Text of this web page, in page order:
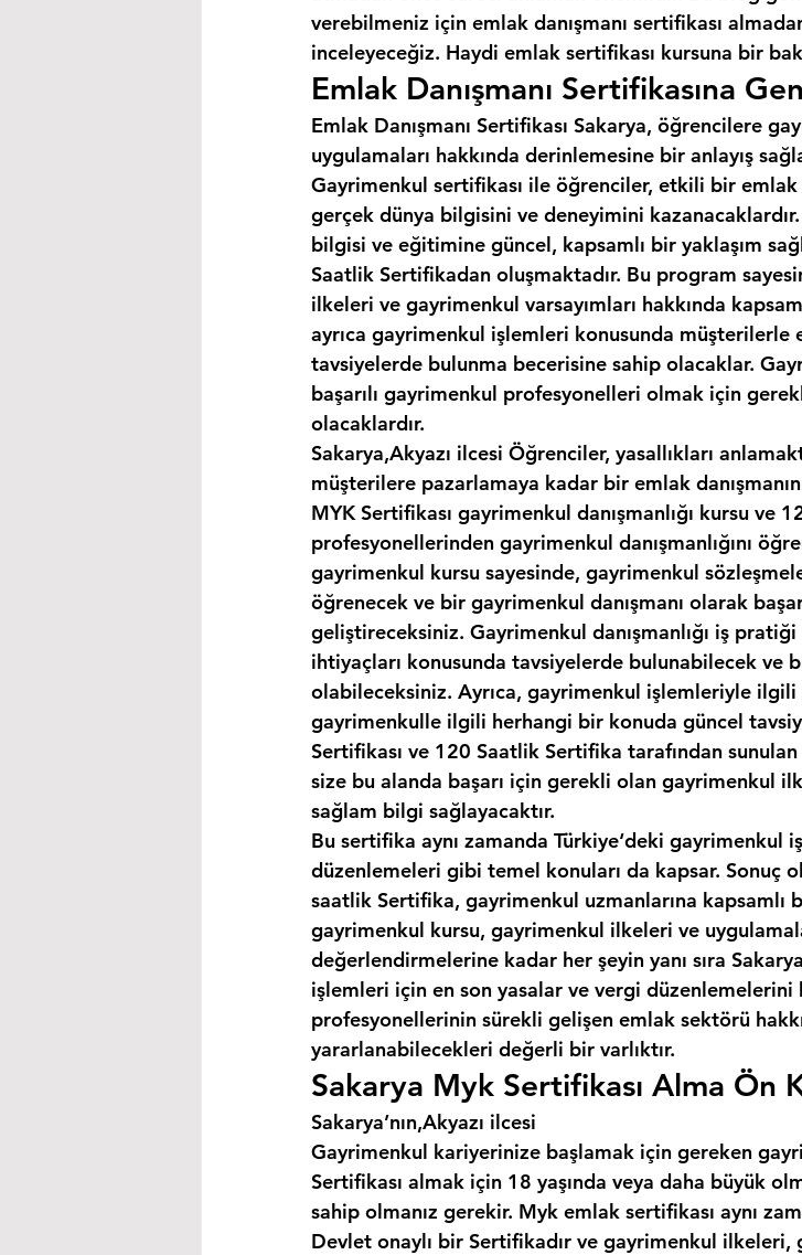
verebilmeniz için emlak danışmanı sertifikası
inceleyeceğiz. Haydi emlak sertifikası kursuna bir
Emlak Danışmanı Sertifikasına
Emlak Danışmanı Sertifikası Sakarya, öğrencilere
uygulamaları hakkında derinlemesine bir anlayış
Gayrimenkul sertifikası ile öğrenciler, etkili bir emlak
gerçek dünya bilgisini ve deneyimini
bilgisi ve eğitimine güncel, kapsamlı bir yaklaşım
Saatlik Sertifikadan oluşmaktadır. Bu program
ilkeleri ve gayrimenkul varsayımları hakkında
ayrıca gayrimenkul işlemleri konusunda
tavsiyelerde bulunma becerisine sahip olacaklar.
başarılı gayrimenkul profesyonelleri olmak için
olacaklardır.
Sakarya,Akyazı ilcesi Öğrenciler, yasallıkları
müşterilere pazarlamaya kadar bir emlak
MYK Sertifikası gayrimenkul danışmanlığı kursu ve
profesyonellerinden gayrimenkul danışmanlığını
gayrimenkul kursu sayesinde, gayrimenkul
öğrenecek ve bir gayrimenkul danışmanı olarak
geliştireceksiniz. Gayrimenkul danışmanlığı iş
ihtiyaçları konusunda tavsiyelerde bulunabilecek ve
olabileceksiniz. Ayrıca, gayrimenkul işlemleriyle
gayrimenkulle ilgili herhangi bir konuda güncel
Sertifikası ve 120 Saatlik Sertifika tarafından sunulan
size bu alanda başarı için gerekli olan gayrimenkul
sağlam bilgi sağlayacaktır.
Bu sertifika aynı zamanda Türkiye‘deki gayrimenkul
düzenlemeleri gibi temel konuları da kapsar. Sonuç
saatlik Sertifika, gayrimenkul uzmanlarına kapsamlı
gayrimenkul kursu, gayrimenkul ilkeleri ve
değerlendirmelerine kadar her şeyin yanı sıra
işlemleri için en son yasalar ve vergi
profesyonellerinin sürekli gelişen emlak sektörü
yararlanabilecekleri değerli bir varlıktır.
Sakarya Myk Sertifikası Alma Ön
Sakarya’nın,Akyazı ilcesi
Gayrimenkul kariyerinize başlamak için gereken
Sertifikası almak için 18 yaşında veya daha büyük
sahip olmanız gerekir. Myk emlak sertifikası aynı
Devlet onaylı bir Sertifikadır ve gayrimenkul